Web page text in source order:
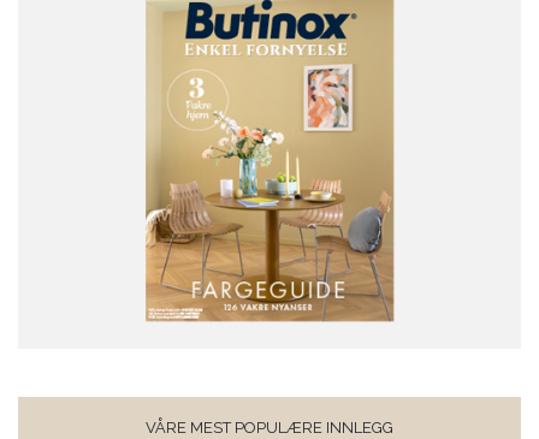
VÅRE MEST POPULÆRE INNLEGG